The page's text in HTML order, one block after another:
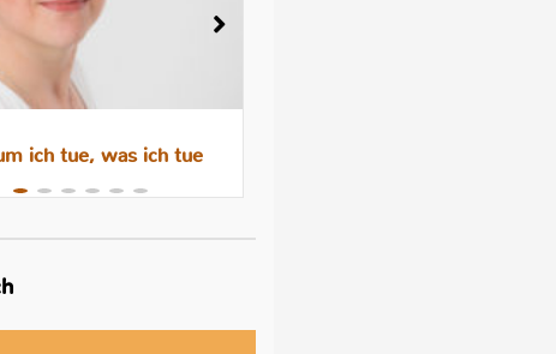
ich tue, was ich tue